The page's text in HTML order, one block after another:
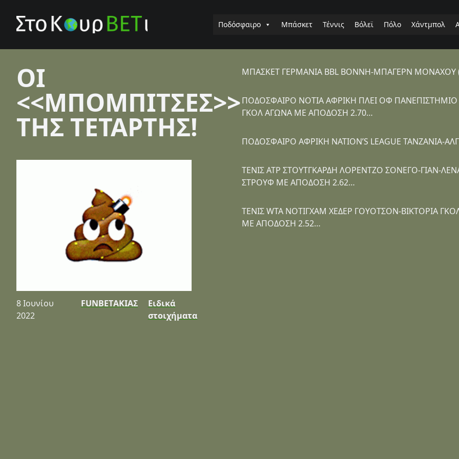
Ποδόσφαιρο Μπάσκετ Τέννις Βόλεϊ Πόλο Χάντμπολ
ΟΙ
<<ΜΠΟΜΠΙΤΣΕΣ>>
ΤΗΣ ΤΕΤΑΡΤΗΣ!
8 Ιουνίου
2022
FUNBETΑΚΙΑΣ
Ειδικά
στοιχήματα
ΜΠΑΣΚΕΤ ΓΕΡΜΑΝΙΑ BBL ΒΟΝΝΗ-ΜΠΑΓΕΡΝ
ΠΟΔΟΣΦΑΙΡΟ ΝΟΤΙΑ ΑΦΡΙΚΗ ΠΛΕΙ ΟΦ ΠΑΝΕΠΙΣΤΗΜΙΟ
ΓΚΟΛ ΑΓΩΝΑ ΜΕ ΑΠΟΔΟΣΗ 2.70…
ΠΟΔΟΣΦΑΙΡΟ ΑΦΡΙΚΗ NATION’S LEAGUE ΤΑΝΖΑΝΙΑ-
ΤΕΝΙΣ ATP ΣΤΟΥΤΓΚΑΡΔΗ ΛΟΡΕΝΤΖΟ ΣΟΝΕΓΟ-ΓΙΑΝ-
ΣΤΡΟΥΦ ΜΕ ΑΠΟΔΟΣΗ 2.62…
ΤΕΝΙΣ WTA ΝΟΤΙΓΧΑΜ ΧΕΔΕΡ ΓΟΥΟΤΣΟΝ-ΒΙΚΤΟΡΙΑ
ΜΕ ΑΠΟΔΟΣΗ 2.52…